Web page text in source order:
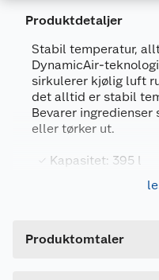
Produktdetaljer
Stabil temperatur,
DynamicAir-
sirkulerer kjølig luft
det alltid er stabil
Bevarer ingredienser
eller tørker ut.
Kapasitet: 395 l
Produktomtaler
Generelt
Leverandørens
Bruttovekt